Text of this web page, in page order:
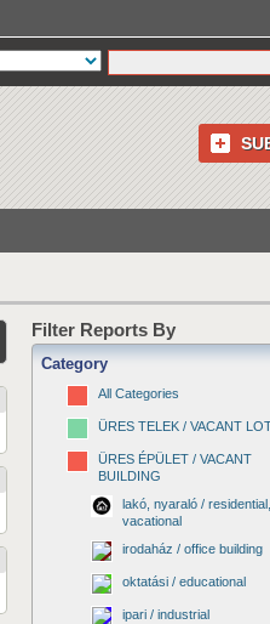
Filter Reports By
Category
All Categories
ÜRES TELEK / VACANT
ÜRES ÉPÜLET / VACANT
BUILDING
lakó, nyaraló / residential,
vacational
irodaház / office building
oktatási / educational
ipari / industrial